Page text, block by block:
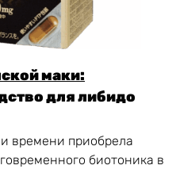
маки:
для либидо
времени приобрела
биотоника в